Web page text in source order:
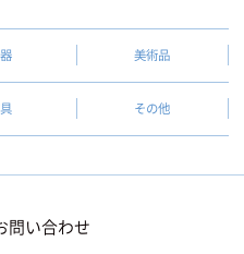
美術品
その他
問い合わせ